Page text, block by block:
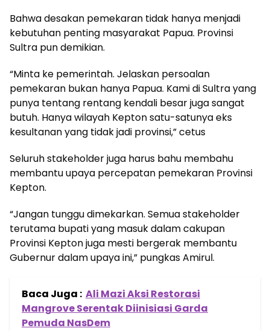
Bahwa desakan pemekaran tidak hanya menjadi
kebutuhan penting masyarakat Papua. Provinsi
Sultra pun demikian.
“Minta ke pemerintah. Jelaskan persoalan
pemekaran bukan hanya Papua. Kami di Sultra yang
punya tentang rentang kendali besar juga sangat
butuh. Hanya wilayah Kepton satu-satunya eks
kesultanan yang tidak jadi provinsi,” cetus
Seluruh stakeholder juga harus bahu membahu
membantu upaya percepatan pemekaran Provinsi
Kepton.
“Jangan tunggu dimekarkan. Semua stakeholder
terutama bupati yang masuk dalam cakupan
Provinsi Kepton juga mesti bergerak membantu
Gubernur dalam upaya ini,” pungkas Amirul.
Baca Juga : Ali Mazi Aksi Restorasi
Mangrove Serentak Diinisiasi Garda
Pemuda NasDem